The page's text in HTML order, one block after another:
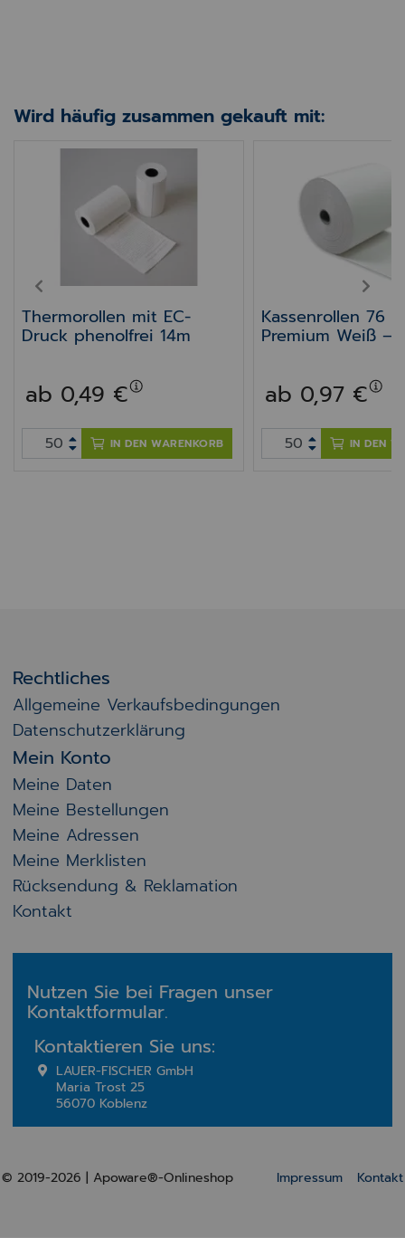
Wird häufig zusammen gekauft mit:
Papier, weiß 70 mm EpSON TM-U925/930/950
Thermorollen mit EC-Druck phenolfrei 14m
Thermorollen mit EC-
Druck phenolfrei 14m
ab 0,49 €
IN DEN WARENKORB
Kassenrollen 76
Premium Weiß –
7000/7200/
00/8000
ab 0,97 €
IN DEN
PREV NEXT
Rechtliches
Allgemeine Verkaufsbedingungen
Datenschutzerklärung
Mein Konto
Meine Daten
Meine Bestellungen
Meine Adressen
Meine Merklisten
Rücksendung & Reklamation
Kontakt
Nutzen Sie bei Fragen unser
Kontaktformular.
Kontaktieren Sie uns:
LAUER-FISCHER GmbH
Maria Trost 25
56070 Koblenz
© 2019-2026 | Apoware®-Onlineshop Impressum Kontakt